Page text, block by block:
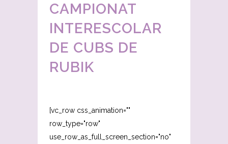
CAMPIONAT
INTERESCOLAR
DE CUBS DE
RUBIK
[vc_row css_animation=""
row_type="row"
use_row_as_full_screen_section="no"